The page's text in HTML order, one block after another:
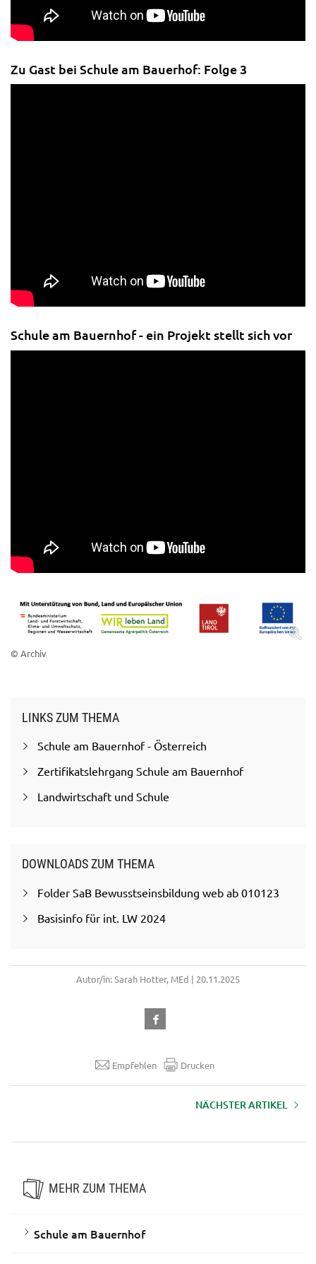
Zu Gast bei Schule am Bauerhof: Folge 3
Schule am Bauernhof - ein Projekt stellt sich vor
© Archiv
LINKS ZUM THEMA
Schule am Bauernhof - Österreich
Zertifikatslehrgang Schule am Bauernhof
Landwirtschaft und Schule
DOWNLOADS ZUM THEMA
Folder SaB Bewusstseinsbildung web ab 010123
Basisinfo für int. LW 2024
Autor/in: Sarah Hotter, MEd | 20.11.2025
Empfehlen Drucken
NÄCHSTER ARTIKEL
MEHR ZUM THEMA
Schule am Bauernhof